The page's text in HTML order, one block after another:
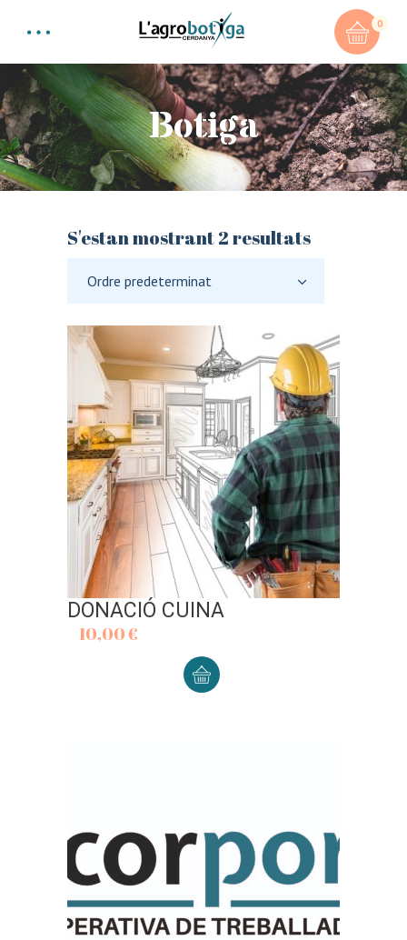
0
Botiga
S'estan mostrant 2 resultats
Ordre predeterminat
DONACIÓ CUINA
10,00€